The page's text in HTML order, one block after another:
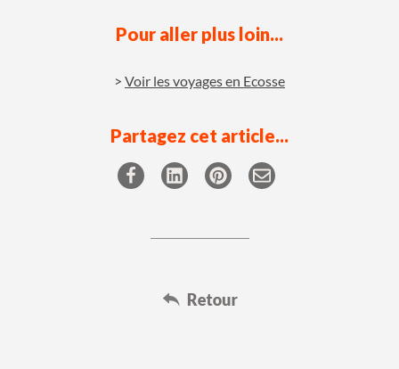
Pour aller plus loin...
Voir les voyages en Ecosse
Partagez cet article...